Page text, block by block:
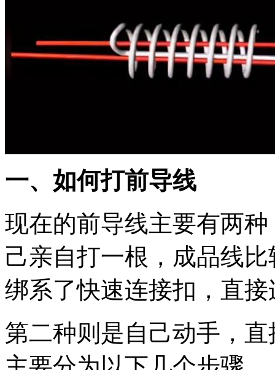
一、如何打前导线
现在的前导线主要有两
己亲自打一根，成品线
绑系了快速连接扣，直
第二种则是自己动手，